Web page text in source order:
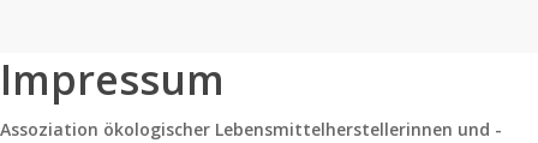
Impressum
Assoziation ökologischer Lebensmittelherstellerinnen und -